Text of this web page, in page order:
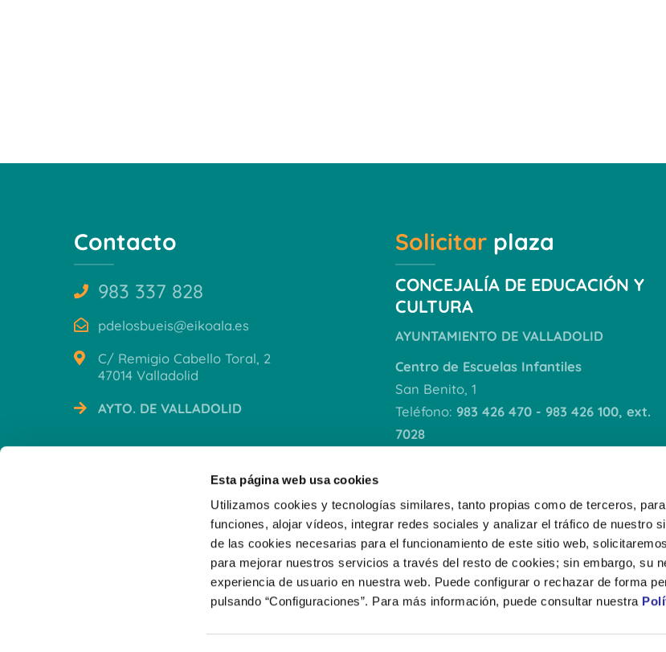
Esta página web usa cookies
Utilizamos cookies y tecnologías similares, tanto propias como de terceros,
funciones, alojar vídeos, integrar redes sociales y analizar el tráfico de nuestro
de las cookies necesarias para el funcionamiento de este sitio web,
para mejorar nuestros servicios a través del resto de cookies; sin embargo, su
experiencia de usuario en nuestra web. Puede configurar o rechazar de forma
pulsando “Configuraciones”. Para más información, puede consultar nuestra
Contacto
983 337 828
pdelosbueis@eikoala.es
C/ Remigio Cabello Toral, 2
47014 Valladolid
AYTO. DE VALLADOLID
Solicitarplaza
CONCEJALÍA DE EDUCACIÓN Y
CULTURA
AYUNTAMIENTO DE VALLADOLID
Centro de Escuelas Infantiles
San Benito, 1
Teléfono: 983 426 470 - 983 426 100, ext.
7028